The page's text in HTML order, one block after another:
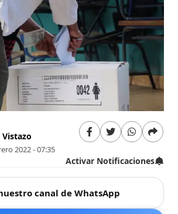
Vistazo
2022 - 07:35
Activar Notificaciones
canal de WhatsApp